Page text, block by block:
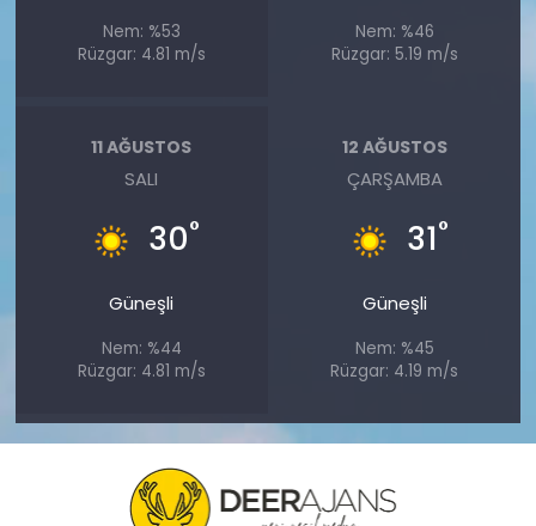
Nem: %53
Rüzgar: 4.81 m/s
Nem: %46
Rüzgar: 5.19 m/s
11 AĞUSTOS
SALI
30°
Güneşli
Nem: %44
Rüzgar: 4.81 m/s
12 AĞUSTOS
ÇARŞAMBA
31°
Güneşli
Nem: %45
Rüzgar: 4.19 m/s